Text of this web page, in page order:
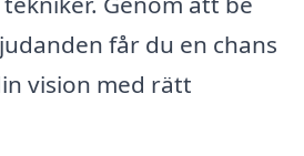
får du en chans
vision med rätt